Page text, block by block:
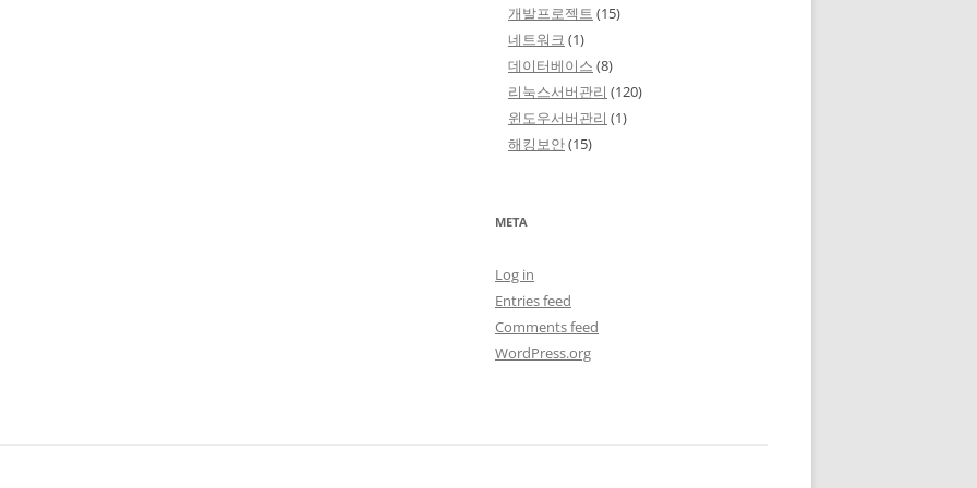
개발프로젝트 (15)
네트워크 (1)
데이터베이스 (8)
리눅스서버관리 (120)
윈도우서버관리 (1)
해킹보안(15)
META
Log in
Entries feed
Comments feed
WordPress.org